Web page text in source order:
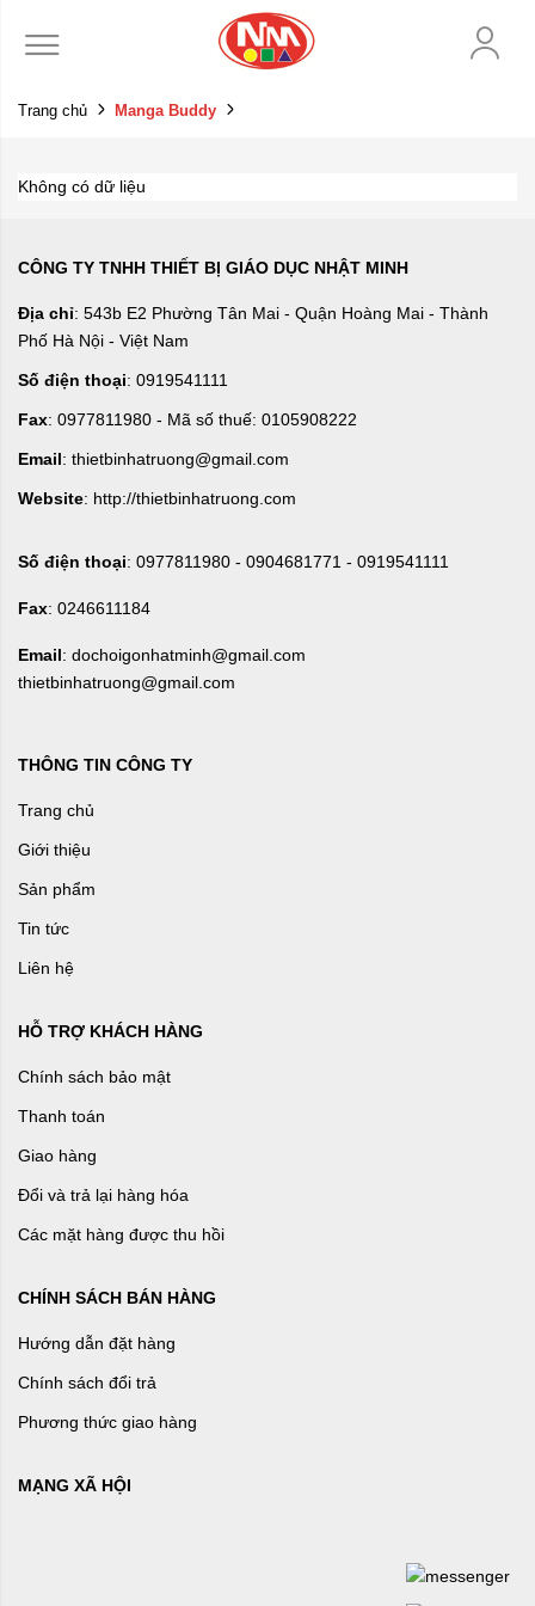
Trang chủ Manga Buddy
Không có dữ liệu
CÔNG TY TNHH THIẾT BỊ GIÁO DỤC NHẬT MINH
Địa chỉ: 543b E2 Phường Tân Mai - Quận Hoàng Mai - Thành
Phố Hà Nội - Việt Nam
Số điện thoại: 0919541111
Fax: 0977811980 - Mã số thuế: 0105908222
Email: thietbinhatruong@gmail.com
Website: http://thietbinhatruong.com
Số điện thoại: 0977811980 - 0904681771 - 0919541111
Fax: 0246611184
Email: dochoigonhatminh@gmail.com
thietbinhatruong@gmail.com
THÔNG TIN CÔNG TY
Trang chủ
Giới thiệu
Sản phẩm
Tin tức
Liên hệ
HỖ TRỢ KHÁCH HÀNG
Chính sách bảo mật
Thanh toán
Giao hàng
Đổi và trả lại hàng hóa
Các mặt hàng được thu hồi
CHÍNH SÁCH BÁN HÀNG
Hướng dẫn đặt hàng
Chính sách đổi trả
Phương thức giao hàng
MẠNG XÃ HỘI